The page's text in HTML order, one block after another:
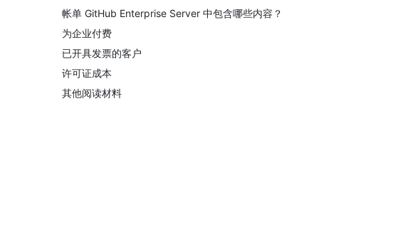
帐单 GitHub Enterprise Server 中包含哪些内容？
为企业付费
已开具发票的客户
许可证成本
其他阅读材料